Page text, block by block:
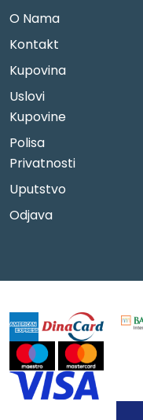
O Nama
Kontakt
Kupovina
Uslovi
Kupovine
Polisa
Privatnosti
Uputstvo
Odjava